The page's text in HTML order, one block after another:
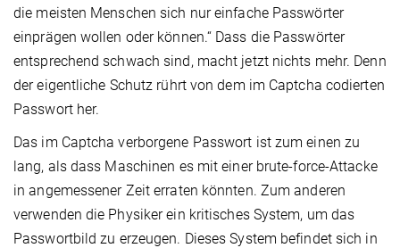
die meisten Menschen sich nur einfache Passwörter
einprägen wollen oder können.“ Dass die Passwörter
entsprechend schwach sind, macht jetzt nichts mehr. Denn
der eigentliche Schutz rührt von dem im Captcha codierten
Passwort her.
Das im Captcha verborgene Passwort ist zum einen zu
lang, als dass Maschinen es mit einer brute-force-Attacke
in angemessener Zeit erraten könnten. Zum anderen
verwenden die Physiker ein kritisches System, um das
Passwortbild zu erzeugen. Dieses System befindet sich in